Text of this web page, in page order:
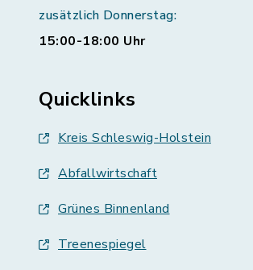
zusätzlich Donnerstag:
15:00-18:00 Uhr
Quicklinks
Kreis Schleswig-Holstein
Abfallwirtschaft
Grünes Binnenland
Treenespiegel